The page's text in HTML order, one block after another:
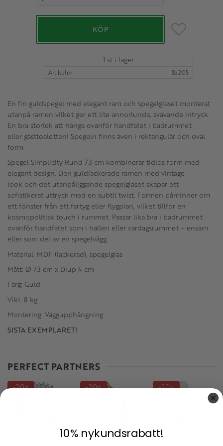
KÖP Lägg till i
1 st i lager
Artikelnr 83205
En fin guldspegel med elegant ram och spegelglaset monterat
utanpå ramen vilket ger ett lite annorlunda, svävande intryck.
En bra storlek att hänga ovanför handfatet i badrummet
eller gästtoaletten! Spegeln finns även i rektangulär och oval
form.
Spegel Simplicity Rund 73 cm kombinerar tidlös form med
elegant design. Den guldlackerade ramen med vintage
look och det utanpåliggande spegelglaset skapar ett
sofistikerat uttryck med en subtil twist. Formen påminner om
ett fönster från ett fartyg eller flygplan, vilket tillför en
kosmopolitisk touch i rummet. Passar lika bra i badrummet
ovanför handfatet som i hallen eller vardagsrummet – ensam
eller som del av en spegelvägg.
Material: MDF (lackerad), spegelglas
Mått: Ø 73 cm x Djup 4 cm
Färg: Guld
Vikt: 8 kg
Montering: Väggupphängning
SISTA EXEMPLARET!
PERFECT PARTNERS
20% 20% 20%
10% nykundsrabatt!